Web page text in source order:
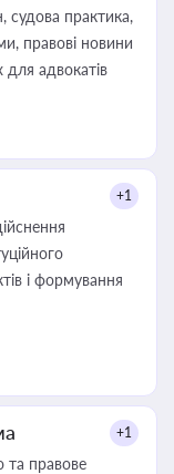
судова практика,
правові новини
адвокатів
+1
і формування
+1
та правове